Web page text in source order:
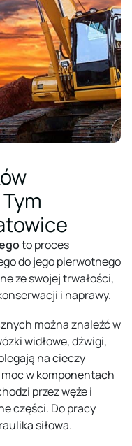
to proces
do jego pierwotnego
ze swojej trwałości,
i naprawy.
można znaleźć w
widłowe, dźwigi,
na cieczy
w komponentach
przez węże i
części. Do pracy
siłowa.